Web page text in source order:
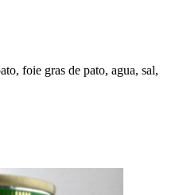
foie gras de pato, agua, sal,